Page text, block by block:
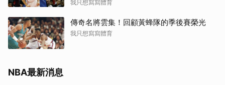
我只想寫寫體育
傳奇名將雲集！回顧黃蜂隊的季後賽榮光
我只想寫寫體育
NBA最新消息